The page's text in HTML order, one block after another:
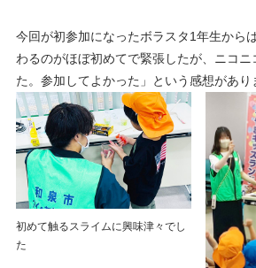
今回が初参加になったボラスタ1年生から
わるのがほぼ初めてで緊張したが、ニコニ
た。参加してよかった」という感想があり
初めて触るスライムに興味津々でし
た